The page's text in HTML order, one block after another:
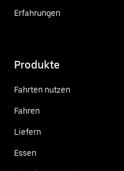
Erfahrungen
Produkte
Fahrten nutzen
Fahren
Liefern
Essen